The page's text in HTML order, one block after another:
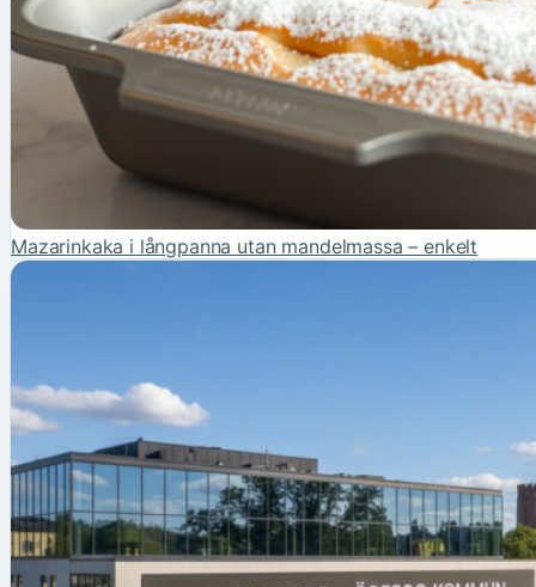
Mazarinkaka i långpanna utan mandelmassa – enkelt